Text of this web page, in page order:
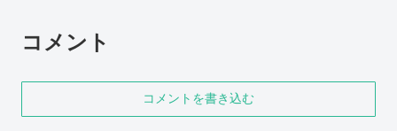
コメント
コメントを書き込む